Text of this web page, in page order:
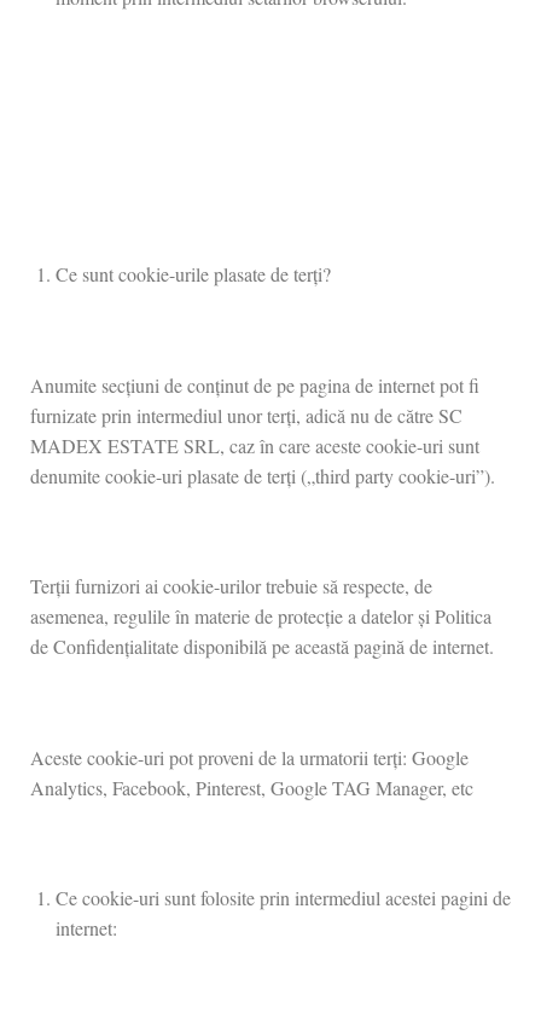
Ce sunt cookie-urile plasate de terți?
Anumite secțiuni de conținut de pe pagina de internet pot fi
furnizate prin intermediul unor terți, adică nu de către SC
MADEX ESTATE SRL, caz în care aceste cookie-uri sunt
denumite cookie-uri plasate de terți („third party cookie-uri”).
Terții furnizori ai cookie-urilor trebuie să respecte, de
asemenea, regulile în materie de protecție a datelor și Politica
de Confidențialitate disponibilă pe această pagină de internet.
Aceste cookie-uri pot proveni de la urmatorii terți: Google
Analytics, Facebook, Pinterest, Google TAG Manager, etc
Ce cookie-uri sunt folosite prin intermediul acestei pagini de
internet: